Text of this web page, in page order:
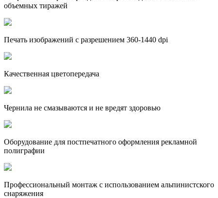
объемных тиражей
Печать изображений с разрешением 360-1440 dpi
Качественная цветопередача
Чернила не смазываются и не вредят здоровью
Оборудование для постпечатного оформления рекламной
полиграфии
Профессиональный монтаж с использованием альпинистского
снаряжения